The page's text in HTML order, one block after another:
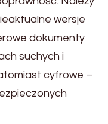
wersje
dokumenty
suchych i
cyfrowe –